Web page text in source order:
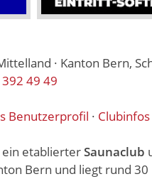
· Kanton Bern,
49 49
Benutzerprofil ·
ein etablierterSaunaclub
Bern und liegt rund